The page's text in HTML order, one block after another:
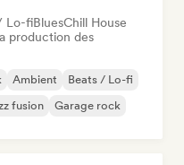
Lo-fiBluesChill House
production des
Ambient
Beats / Lo-fi
fusion Garage rock